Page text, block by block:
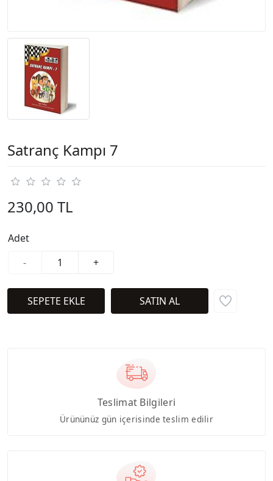
Satranç Kampı 7
230,00 TL
Adet
-
+
Teslimat Bilgileri
Ürününüz gün içerisinde teslim edilir